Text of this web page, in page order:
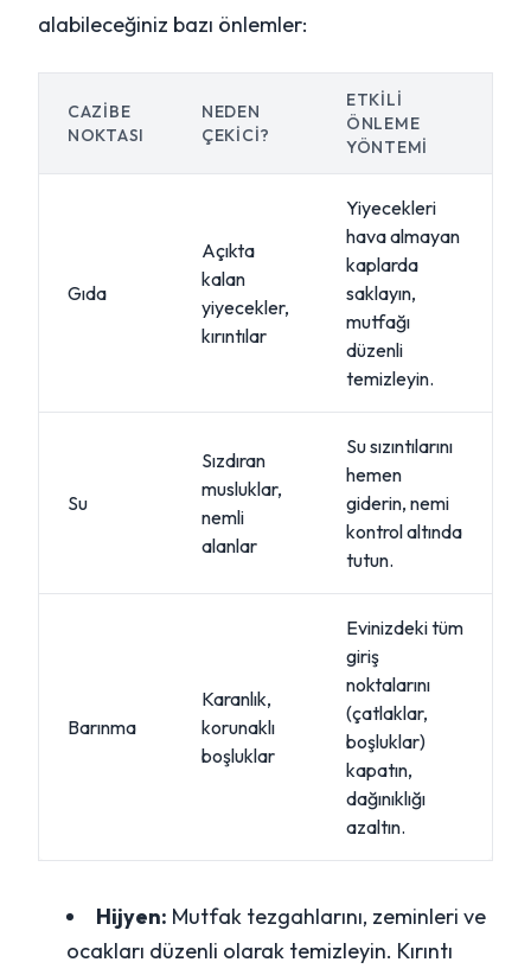
alabileceğiniz bazı önlemler:
CAZIBE
NOKTASI
NEDEN
ÇEKICI?
ETKILI
ÖNLEME
YÖNTEMI
Gıda
Açıkta
kalan
yiyecekler,
kırıntılar
Yiyecekleri
hava almayan
kaplarda
saklayın,
mutfağı
düzenli
temizleyin.
Su
Sızdıran
musluklar,
nemli
alanlar
Su sızıntılarını
hemen
giderin, nemi
kontrol altında
tutun.
Barınma
Karanlık,
korunaklı
boşluklar
Evinizdeki tüm
giriş
noktalarını
(çatlaklar,
boşluklar)
kapatın,
dağınıklığı
azaltın.
Hijyen: Mutfak tezgahlarını, zeminleri ve
ocakları düzenli olarak temizleyin. Kırıntı